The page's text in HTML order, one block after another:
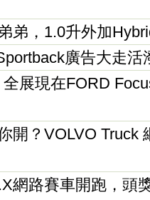
弟，1.0升外加
廣告大走活
展現在FORD
開？VOLVO Truck
網路賽車開跑，頭